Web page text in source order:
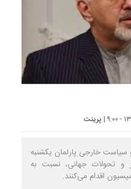
پرینت
خارجی پارلمان یکشنبه
و تحولات جهانی، نسبت به
اقدام می‌کنند.